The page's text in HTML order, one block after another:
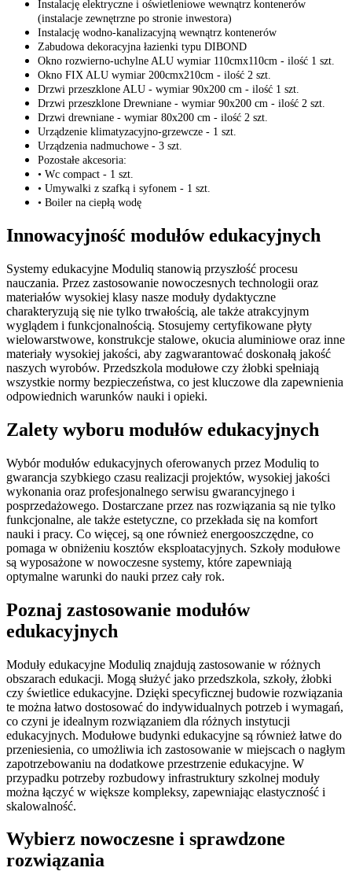
Instalację elektryczne i oświetleniowe wewnątrz kontenerów
(instalacje zewnętrzne po stronie inwestora)
Instalację wodno-kanalizacyjną wewnątrz kontenerów
Zabudowa dekoracyjna łazienki typu DIBOND
Okno rozwierno-uchylne ALU wymiar 110cmx110cm - ilość 1 szt.
Okno FIX ALU wymiar 200cmx210cm - ilość 2 szt.
Drzwi przeszklone ALU - wymiar 90x200 cm - ilość 1 szt.
Drzwi przeszklone Drewniane - wymiar 90x200 cm - ilość 2 szt.
Drzwi drewniane - wymiar 80x200 cm - ilość 2 szt.
Urządzenie klimatyzacyjno-grzewcze - 1 szt.
Urządzenia nadmuchowe - 3 szt.
Pozostałe akcesoria:
• Wc compact - 1 szt.
• Umywalki z szafką i syfonem - 1 szt.
• Boiler na ciepłą wodę
Innowacyjność modułów edukacyjnych
Systemy edukacyjne Moduliq stanowią przyszłość procesu
nauczania. Przez zastosowanie nowoczesnych technologii oraz
materiałów wysokiej klasy nasze moduły dydaktyczne
charakteryzują się nie tylko trwałością, ale także atrakcyjnym
wyglądem i funkcjonalnością. Stosujemy certyfikowane płyty
wielowarstwowe, konstrukcje stalowe, okucia aluminiowe oraz inne
materiały wysokiej jakości, aby zagwarantować doskonałą jakość
naszych wyrobów. Przedszkola modułowe czy żłobki spełniają
wszystkie normy bezpieczeństwa, co jest kluczowe dla zapewnienia
odpowiednich warunków nauki i opieki.
Zalety wyboru modułów edukacyjnych
Wybór modułów edukacyjnych oferowanych przez Moduliq to
gwarancja szybkiego czasu realizacji projektów, wysokiej jakości
wykonania oraz profesjonalnego serwisu gwarancyjnego i
posprzedażowego. Dostarczane przez nas rozwiązania są nie tylko
funkcjonalne, ale także estetyczne, co przekłada się na komfort
nauki i pracy. Co więcej, są one również energooszczędne, co
pomaga w obniżeniu kosztów eksploatacyjnych. Szkoły modułowe
są wyposażone w nowoczesne systemy, które zapewniają
optymalne warunki do nauki przez cały rok.
Poznaj zastosowanie modułów
edukacyjnych
Moduły edukacyjne Moduliq znajdują zastosowanie w różnych
obszarach edukacji. Mogą służyć jako przedszkola, szkoły, żłobki
czy świetlice edukacyjne. Dzięki specyficznej budowie rozwiązania
te można łatwo dostosować do indywidualnych potrzeb i wymagań,
co czyni je idealnym rozwiązaniem dla różnych instytucji
edukacyjnych. Modułowe budynki edukacyjne są również łatwe do
przeniesienia, co umożliwia ich zastosowanie w miejscach o nagłym
zapotrzebowaniu na dodatkowe przestrzenie edukacyjne. W
przypadku potrzeby rozbudowy infrastruktury szkolnej moduły
można łączyć w większe kompleksy, zapewniając elastyczność i
skalowalność.
Wybierz nowoczesne i sprawdzone
rozwiązania